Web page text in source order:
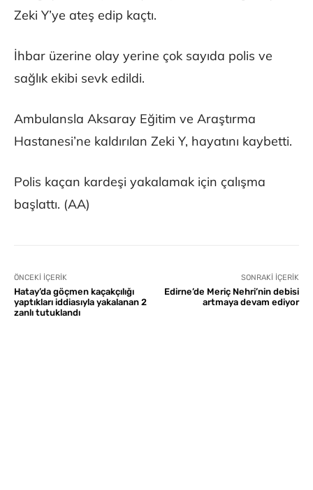
Zeki Y’ye ateş edip kaçtı.
İhbar üzerine olay yerine çok sayıda polis ve
sağlık ekibi sevk edildi.
Ambulansla Aksaray Eğitim ve Araştırma
Hastanesi’ne kaldırılan Zeki Y, hayatını kaybetti.
Polis kaçan kardeşi yakalamak için çalışma
başlattı. (AA)
ÖNCEKI İÇERIK
Hatay’da göçmen kaçakçılığı
yaptıkları iddiasıyla yakalanan 2
zanlı tutuklandı
SONRAKI İÇERIK
Edirne’de Meriç Nehri’nin debisi
artmaya devam ediyor